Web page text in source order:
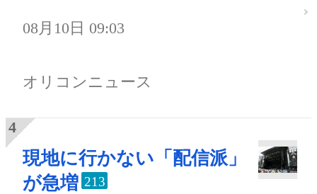
08月10日 09:03
オリコンニュース
現地に行かない「配信派」
が急増 213